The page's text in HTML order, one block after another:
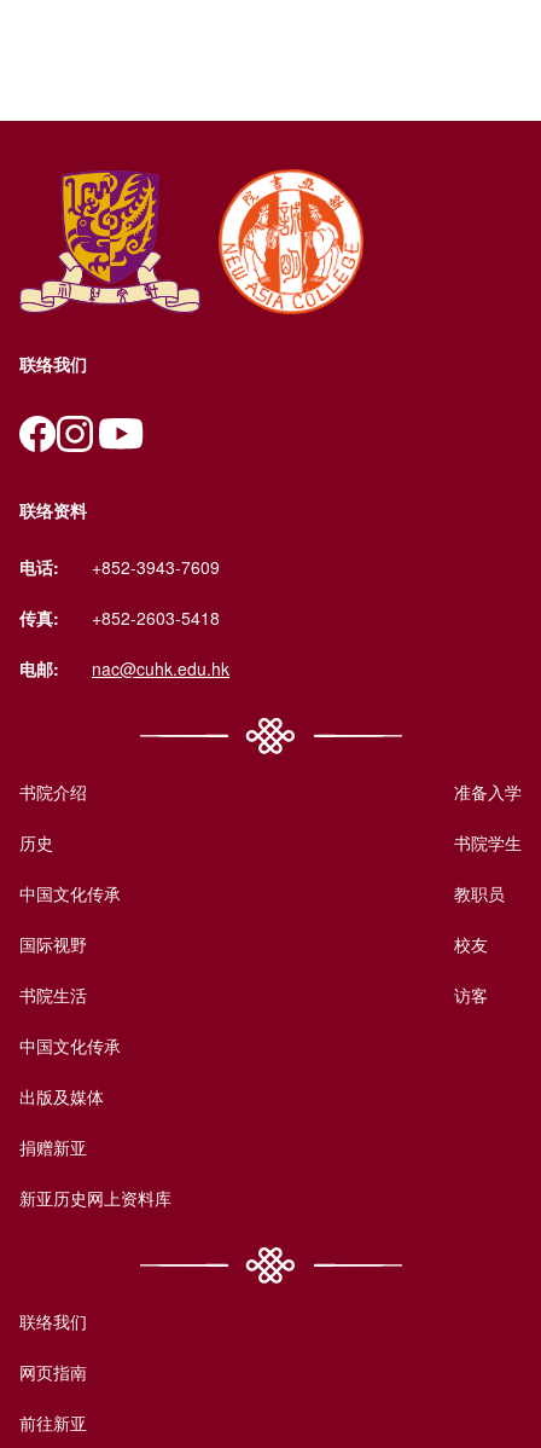
联络我们
联络资料
电话: +852-3943-7609
传真: +852-2603-5418
电邮: nac@cuhk.edu.hk
书院介绍
历史
中国文化传承
国际视野
书院生活
中国文化传承
出版及媒体
捐赠新亚
新亚历史网上资料库
准备入学
书院学生
教职员
校友
访客
联络我们
网页指南
前往新亚